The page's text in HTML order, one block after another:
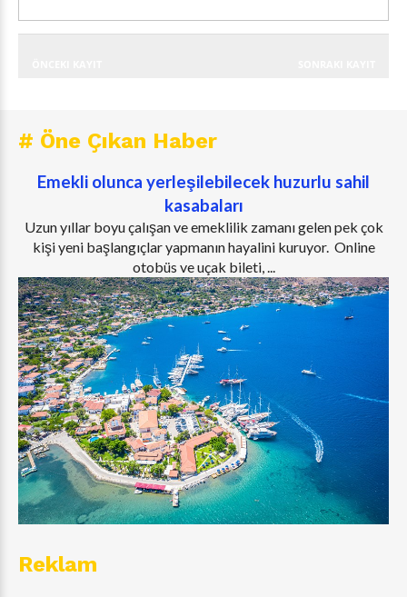
# Öne Çıkan Haber
Emekli olunca yerleşilebilecek huzurlu sahil
kasabaları
Uzun yıllar boyu çalışan ve emeklilik zamanı gelen pek çok
kişi yeni başlangıçlar yapmanın hayalini kuruyor. Online
otobüs ve uçak bileti, ...
Reklam